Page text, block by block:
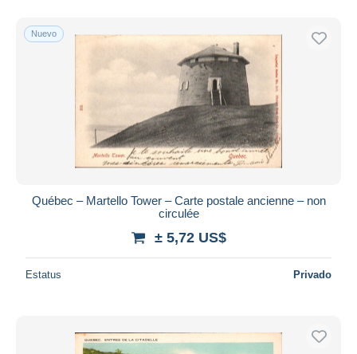
Nuevo
Québec – Martello Tower – Carte postale ancienne – non
circulée
± 5,72 US$
Estatus Privado